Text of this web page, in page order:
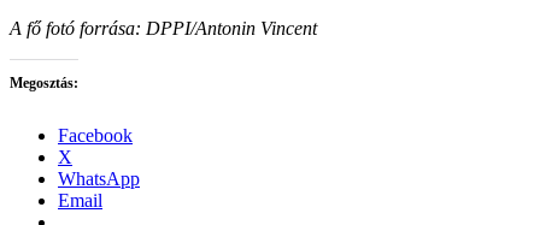
A fő fotó forrása: DPPI/Antonin Vincent
Megosztás:
Facebook
X
WhatsApp
Email